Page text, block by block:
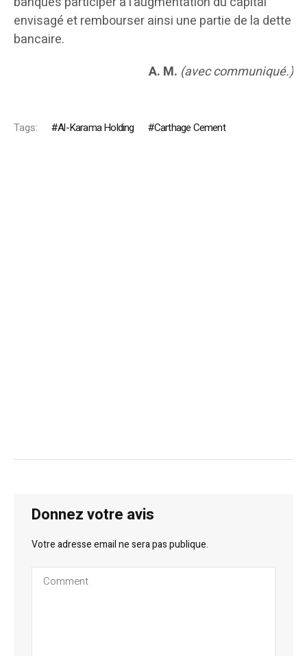
envisagé et rembourser ainsi une partie de la dette
bancaire.
A. M. (avec communiqué.)
Tags: Al-Karama Holding Carthage Cement
Donnez votre avis
Votre adresse email ne sera pas publique.